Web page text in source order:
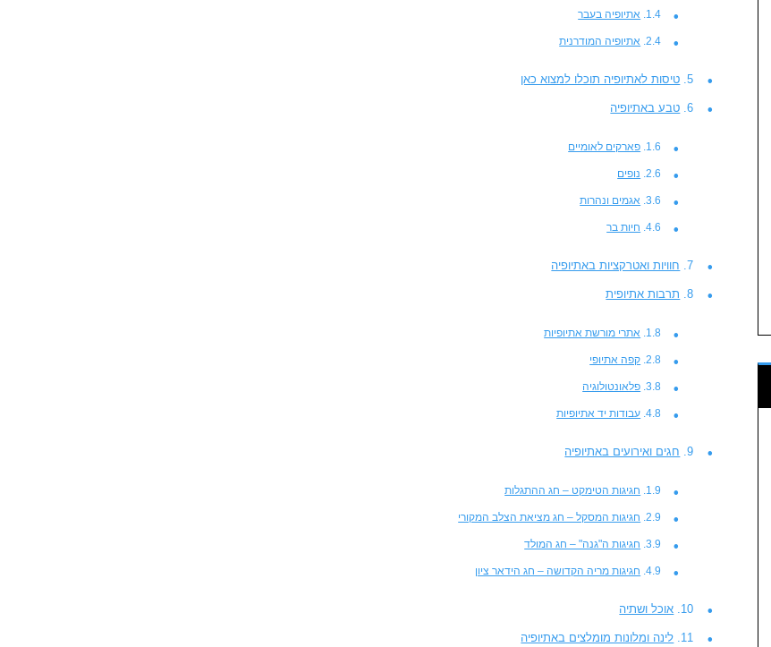
אתיופיה בעבר
אתיופיה המודרנית
טיסות לאתיופיה תוכלו למצוא כאן
טבע באתיופיה
פארקים לאומיים
נופים
אגמים ונהרות
חיות בר
חוויות ואטרקציות באתיופיה
תרבות אתיופית
אתרי מורשת אתיופיות
קפה אתיופי
פלאונטולוגיה
עבודות יד אתיופיות
חגים ואירועים באתיופיה
חגיגות הטימקט – חג ההתגלות
חגיגות המסקל – חג מציאת הצלב המקורי
חגיגות ה"גנה" – חג המולד
חגיגות מריה הקדושה – חג הידאר ציון
אוכל ושתיה
לינה ומלונות מומלצים באתיופיה